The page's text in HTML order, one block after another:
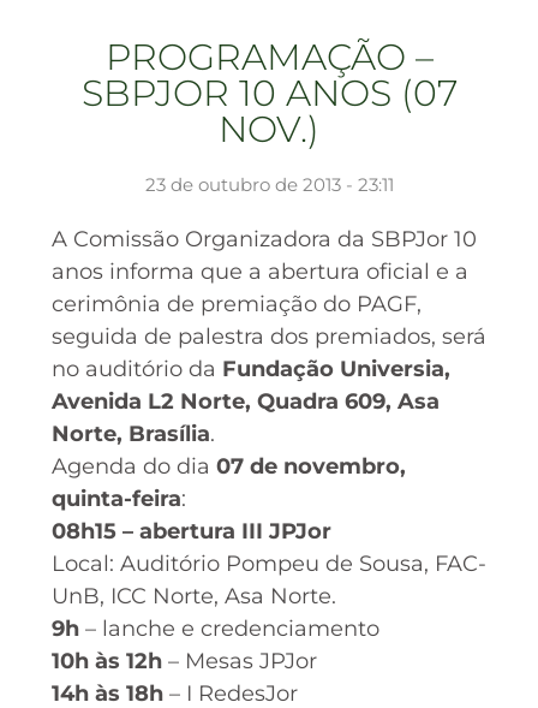
PROGRAMAÇÃO –
SBPJOR 10 ANOS (07
NOV.)
23 de outubro de 2013 - 23:11
A Comissão Organizadora da SBPJor 10
anos informa que a abertura oficial e a
cerimônia de premiação do PAGF,
seguida de palestra dos premiados, será
no auditório da Fundação Universia,
Avenida L2 Norte, Quadra 609, Asa
Norte, Brasília.
Agenda do dia 07 de novembro,
quinta-feira:
08h15 – abertura III JPJor
Local: Auditório Pompeu de Sousa, FAC-
UnB, ICC Norte, Asa Norte.
9h– lanche e credenciamento
10h às 12h– Mesas JPJor
14h às 18h– I RedesJor